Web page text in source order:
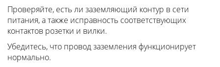
Проверяйте, есть ли заземляющий контур в сети
питания, а также исправность соответствующих
контактов розетки и вилки.
Убедитесь, что провод заземления функционирует
нормально.